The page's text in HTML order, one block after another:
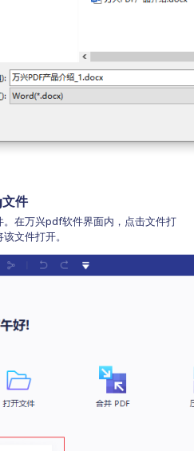
件
在万兴pdf软件界面内，点击文件打
文件打开。